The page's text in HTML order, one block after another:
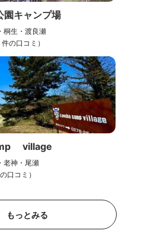
GLAM
RESORT
ほたか牧場キャンプ
, 沼田・老神・尾瀬
（108件の口コミ）
園キャンプ場
生・渡良瀬
口コミ）
village
神・尾瀬
コミ）
もっとみる